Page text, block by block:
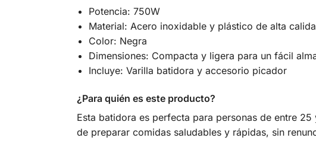
Potencia: 750W
Material: Acero inoxidable y plástico de alta
Color: Negra
Dimensiones: Compacta y ligera para un fácil
Incluye: Varilla batidora y accesorio picador
¿Para quién es este producto?
Esta batidora es perfecta para personas de entre
de preparar comidas saludables y rápidas, sin